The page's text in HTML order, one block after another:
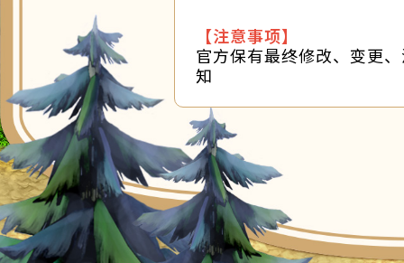
【注意事项】
官方保有最终修改、变更
知